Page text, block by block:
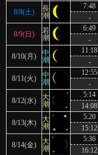
8/8(土)
長
潮
7:48
-
8/9(日)
若
潮
6:49
-
8/10(月)
中
潮
11:18
-
8/11(火)
中
潮
12:55
-
8/12(水)
大
潮
5:14
14:08
8/13(木)
大
潮
5:20
15:12
8/14(金)
大
潮
5:36
16:12